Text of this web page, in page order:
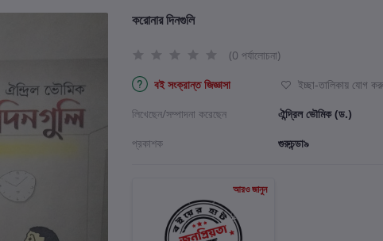
করোনার দিনগুলি
(0 পর্যালোচনা)
বই সংক্রান্ত জিজ্ঞাসা
ইচ্ছা-তালিকায় যোগ
লিখেছেন/সম্পাদনা করেছেন
ঐন্দ্রিল ভৌমিক (ড.)
প্রকাশক
গুরুচন্ডা৯
আরও জানুন